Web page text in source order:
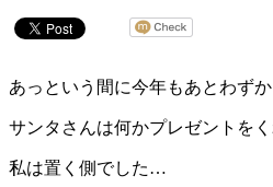
あっという間に今年もあとわずか
サンタさんは何かプレゼントを
私は置く側でした…